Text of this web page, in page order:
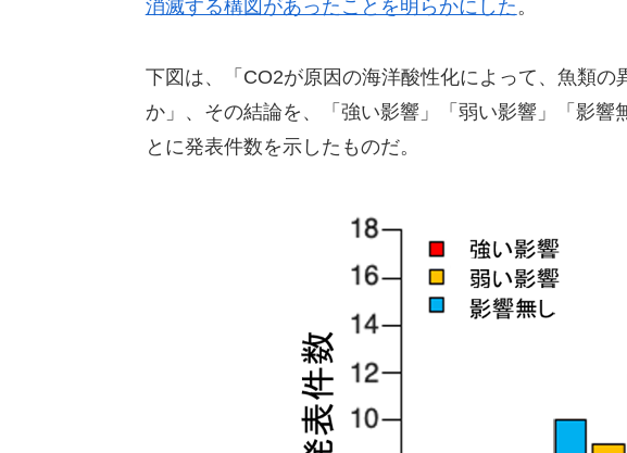
消滅する構図があったことを明らかにした。
下図は、「CO2が原因の海洋酸性化によって、魚類の
か」、その結論を、「強い影響」「弱い影響」「影
とに発表件数を示したものだ。